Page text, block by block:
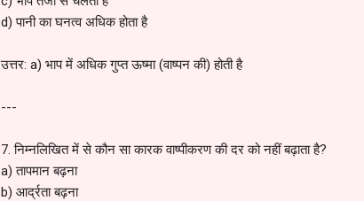
d) पानी का घनत्व अधिक होता है
उत्तर: a) भाप में अधिक गुप्त ऊष्मा (वाष्पन की) होती है
---
7. निम्नलिखित में से कौन सा कारक वाष्पीकरण की दर को नहीं बढ़ाता है?
a) तापमान बढ़ना
b) आर्द्रता बढ़ना